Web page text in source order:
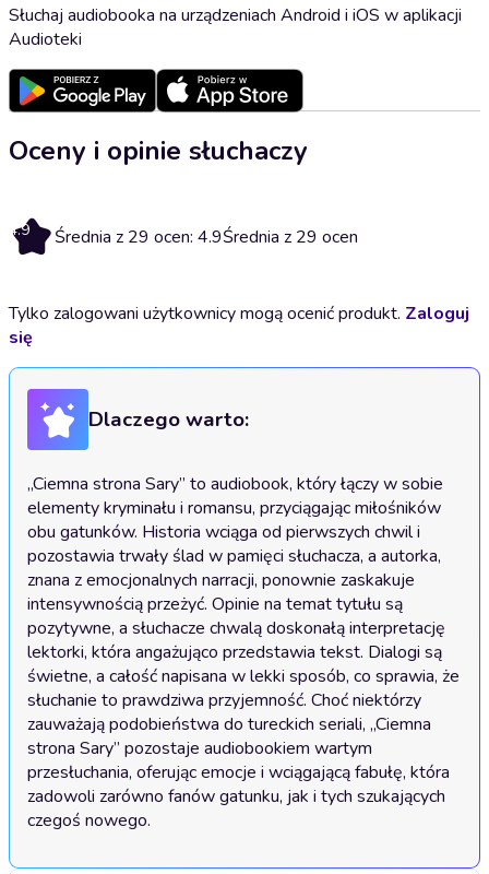
Słuchaj audiobooka na urządzeniach Android i iOS w aplikacji
Audioteki
Oceny i opinie słuchaczy
4.9 Średnia z 29 ocen: 4.9Średnia z 29 ocen
Tylko zalogowani użytkownicy mogą ocenić produkt. Zaloguj
się
Dlaczego warto:
„Ciemna strona Sary” to audiobook, który łączy w sobie
elementy kryminału i romansu, przyciągając miłośników
obu gatunków. Historia wciąga od pierwszych chwil i
pozostawia trwały ślad w pamięci słuchacza, a autorka,
znana z emocjonalnych narracji, ponownie zaskakuje
intensywnością przeżyć. Opinie na temat tytułu są
pozytywne, a słuchacze chwalą doskonałą interpretację
lektorki, która angażująco przedstawia tekst. Dialogi są
świetne, a całość napisana w lekki sposób, co sprawia, że
słuchanie to prawdziwa przyjemność. Choć niektórzy
zauważają podobieństwa do tureckich seriali, „Ciemna
strona Sary” pozostaje audiobookiem wartym
przesłuchania, oferując emocje i wciągającą fabułę, która
zadowoli zarówno fanów gatunku, jak i tych szukających
czegoś nowego.